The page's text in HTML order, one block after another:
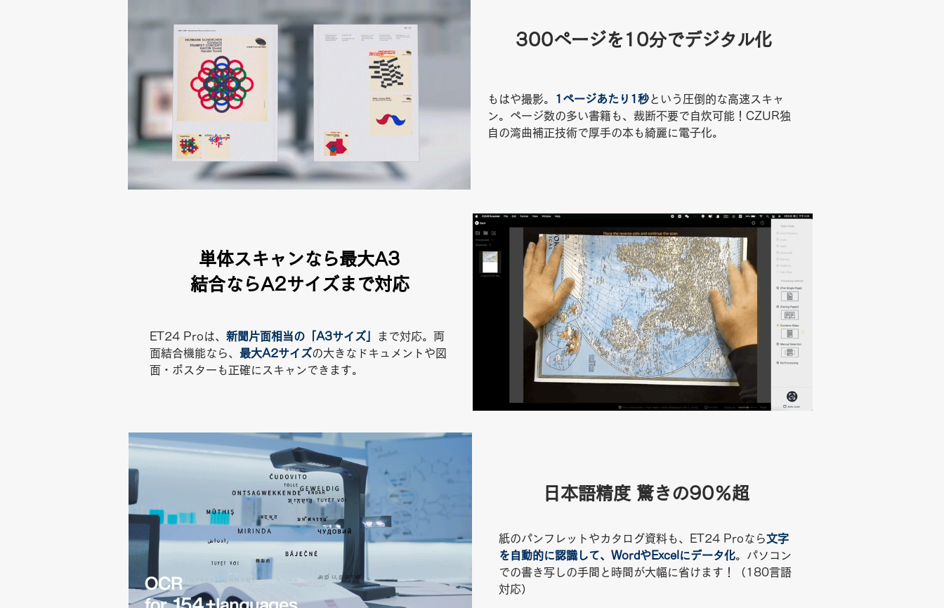
300ページを10分でデジタル化
もはや撮影。 1ページあたり1秒という圧倒的な高速スキャ
ン。ページ数の多い書籍も、裁断不要で自炊可能！ CZUR独
自の湾曲補正技術で厚手の本も綺麗に電子化。
単体スキャンなら最大A3
結合ならA2サイズまで対応
ET24 Proは、 新聞片面相当の「A3サイズ」
まで対応。両
面結合機能なら、 最大A2サイズの大きなドキュメントや図
面・ポスターも正確にスキャンできます。
日本語精度 驚きの90％超
紙のパンフレットやカタログ資料も、ET24 Proなら文字
を自動的に認識して、WordやExcelにデータ化。​パソコン
での書き写しの手間と時間が大幅に省けます！（180言語
対応）